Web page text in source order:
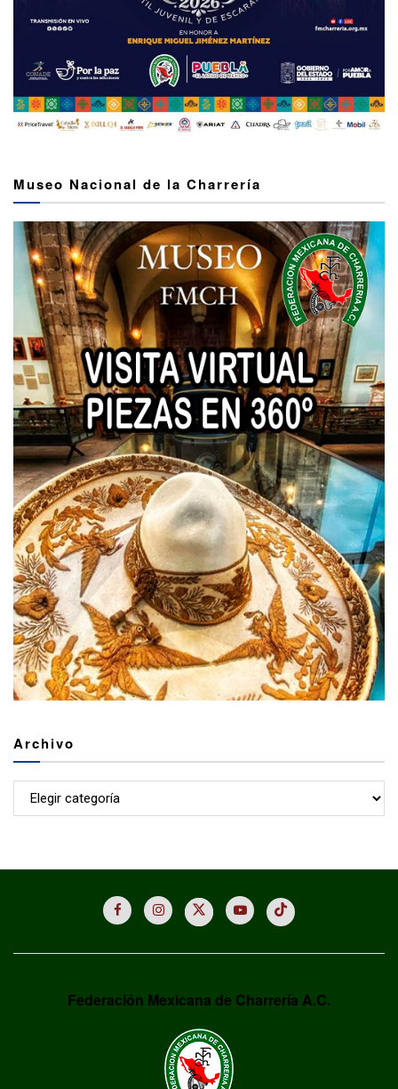
Museo Nacional de la Charrería
Archivo
Archivo
Federación Mexicana de Charrería A.C.